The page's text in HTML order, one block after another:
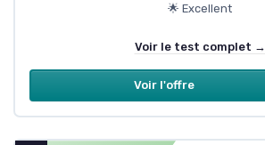
🌟 Excellent
Voir le test complet →
Voir l'offre